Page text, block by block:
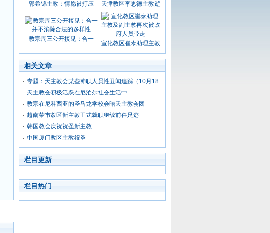
郭希锦主教：情愿被打压 天津教区李思德主教逝
教宗周三公开接见：合一
宣化教区崔泰助理主教
相关文章
专题：天主教会某些神职人员性丑闻追踪（10月18
天主教会积极活跃在尼泊尔社会生活中
教宗在尼科西亚的圣马龙学校会晤天主教会团
越南荣市教区新主教正式就职继续前任足迹
韩国教会庆祝祝圣新主教
中国厦门教区主教祝圣
栏目更新
栏目热门